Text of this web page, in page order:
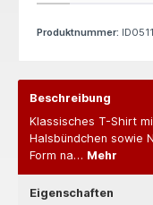
Produktnummer:
Beschreibung
Klassisches T-Shirt
Halsbündchen sowie
Form na… Mehr
Eigenschaften